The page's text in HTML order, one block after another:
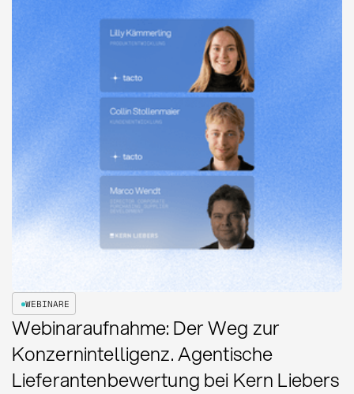
WEBINARE
Webinaraufnahme: Der Weg zur
Konzernintelligenz. Agentische
Lieferantenbewertung bei Kern Liebers